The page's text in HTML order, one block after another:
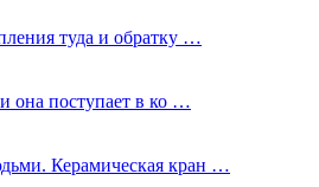
туда и обратку …
она поступает в ко …
Керамическая кран …